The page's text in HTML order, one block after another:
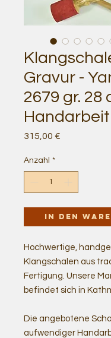
Gravur -
2679 gr. 28
Handarbeit
315,00 €
Anzahl *
In den
Hochwertige,
Klangschalen aus
Fertigung. Unsere
befindet sich in
Die angebotene
aufwendiger